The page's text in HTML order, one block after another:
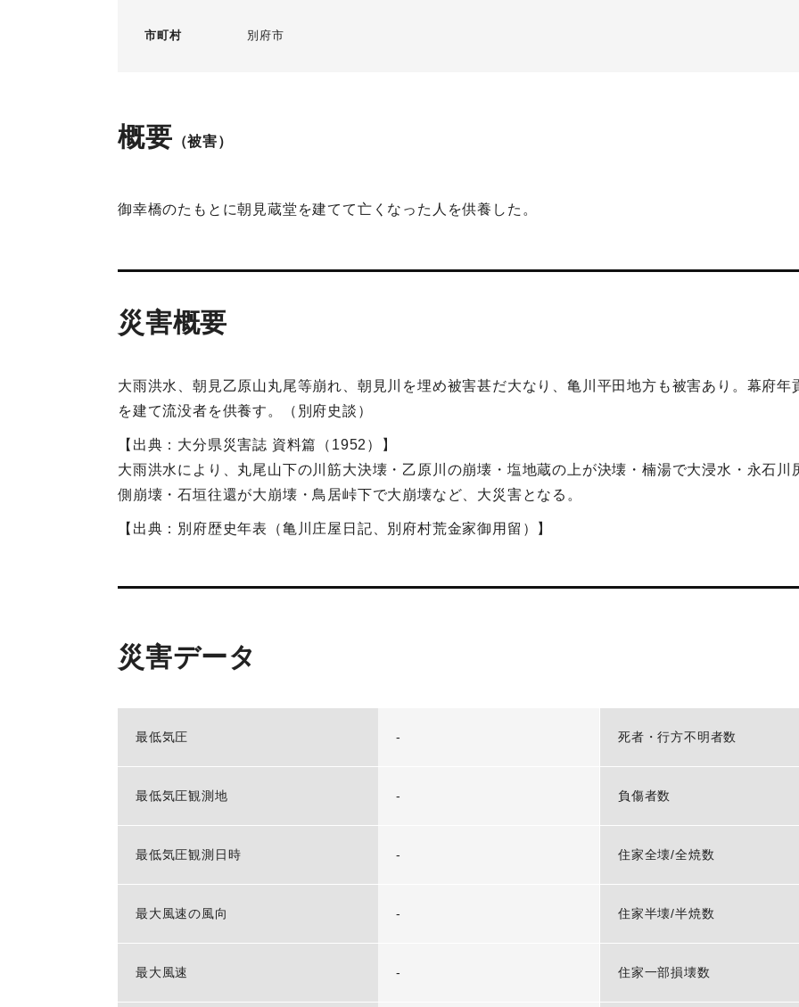
市町村 別府市
概要 （被害）
御幸橋のたもとに朝見蔵堂を建てて亡くなった人を供養した。
災害概要
大雨洪水、朝見乙原山丸尾等崩れ、朝見川を埋め被害甚だ大なり、亀川平田地方も被害あり。幕府
を建て流没者を供養す。（別府史談）
【出典：大分県災害誌 資料篇（1952）】
大雨洪水により、丸尾山下の川筋大決壊・乙原川の崩壊・塩地蔵の上が決壊・楠湯で大浸水・永石
側崩壊・石垣往還が大崩壊・鳥居峠下で大崩壊など、大災害となる。
【出典：別府歴史年表（亀川庄屋日記、別府村荒金家御用留）】
災害データ
最低気圧 -
最低気圧観測地 -
最低気圧観測日時 -
最大風速の風向 -
最大風速 -
死者・行方不明者数
負傷者数
住家全壊/全焼数
住家半壊/半焼数
住家一部損壊数